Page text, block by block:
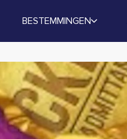
BESTEMMINGEN